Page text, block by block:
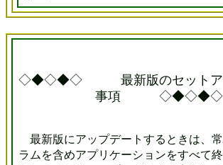
◇◆◇◆◇ 最新版のセットアッ
事項 ◇◆◇◆◇
最新版にアップデートするときは、
ラムを含めアプリケーションをすべて